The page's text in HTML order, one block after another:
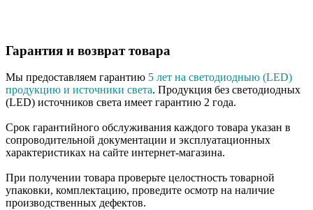
Гарантия и возврат товара
Мы предоставляем гарантию 5 лет на светодиодныю (LED)
продукцию и источники света. Продукция без светодиодных
(LED) источников света имеет гарантию 2 года.
Срок гарантийного обслуживания каждого товара указан в
сопроводительной документации и эксплуатационных
характеристиках на сайте интернет-магазина.
При получении товара проверьте целостность товарной
упаковки, комплектацию, проведите осмотр на наличие
производственных дефектов.